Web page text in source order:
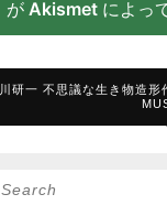
が Akismetによっ
研一 不思議な生き物造
Search